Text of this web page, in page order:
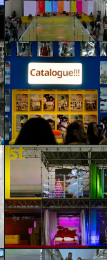
1st (First)
Amalia Gotti
1st (First)
Amalia Gotti
1st (First)
Stefano Bassi